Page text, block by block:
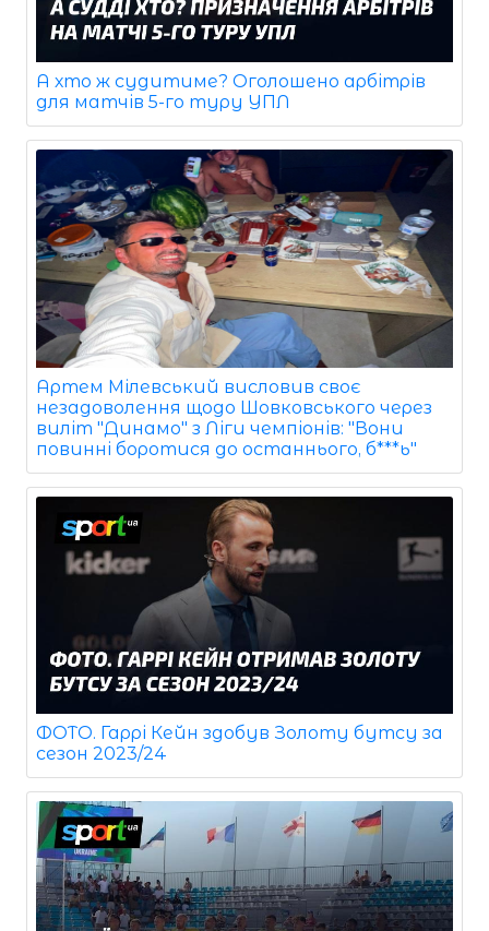
А хто ж судитиме? Оголошено арбітрів
для матчів 5-го туру УПЛ
Артем Мілевський висловив своє
незадоволення щодо Шовковського через
виліт "Динамо" з Ліги чемпіонів: "Вони
повинні боротися до останнього, б***ь"
ФОТО. Гаррі Кейн здобув Золоту бутсу за
сезон 2023/24